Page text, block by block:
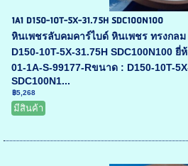
1A1 D150-10T-5X-31.75H SDC100N100
หินเพชรลับคมคาร์ไบด์ หินเพชร ทรงกล
D150-10T-5X-31.75H SDC100N100
01-1A-S-99177-Rขนาด : D150-10T-
SDC100N1...
฿5,268
มีสินค้า